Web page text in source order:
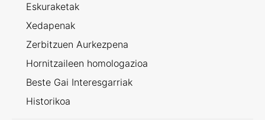
Eskuraketak
Xedapenak
Zerbitzuen Aurkezpena
Hornitzaileen homologazioa
Beste Gai Interesgarriak
Historikoa